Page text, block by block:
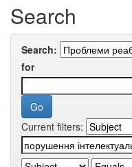
Search
Search:
for
Current filters: